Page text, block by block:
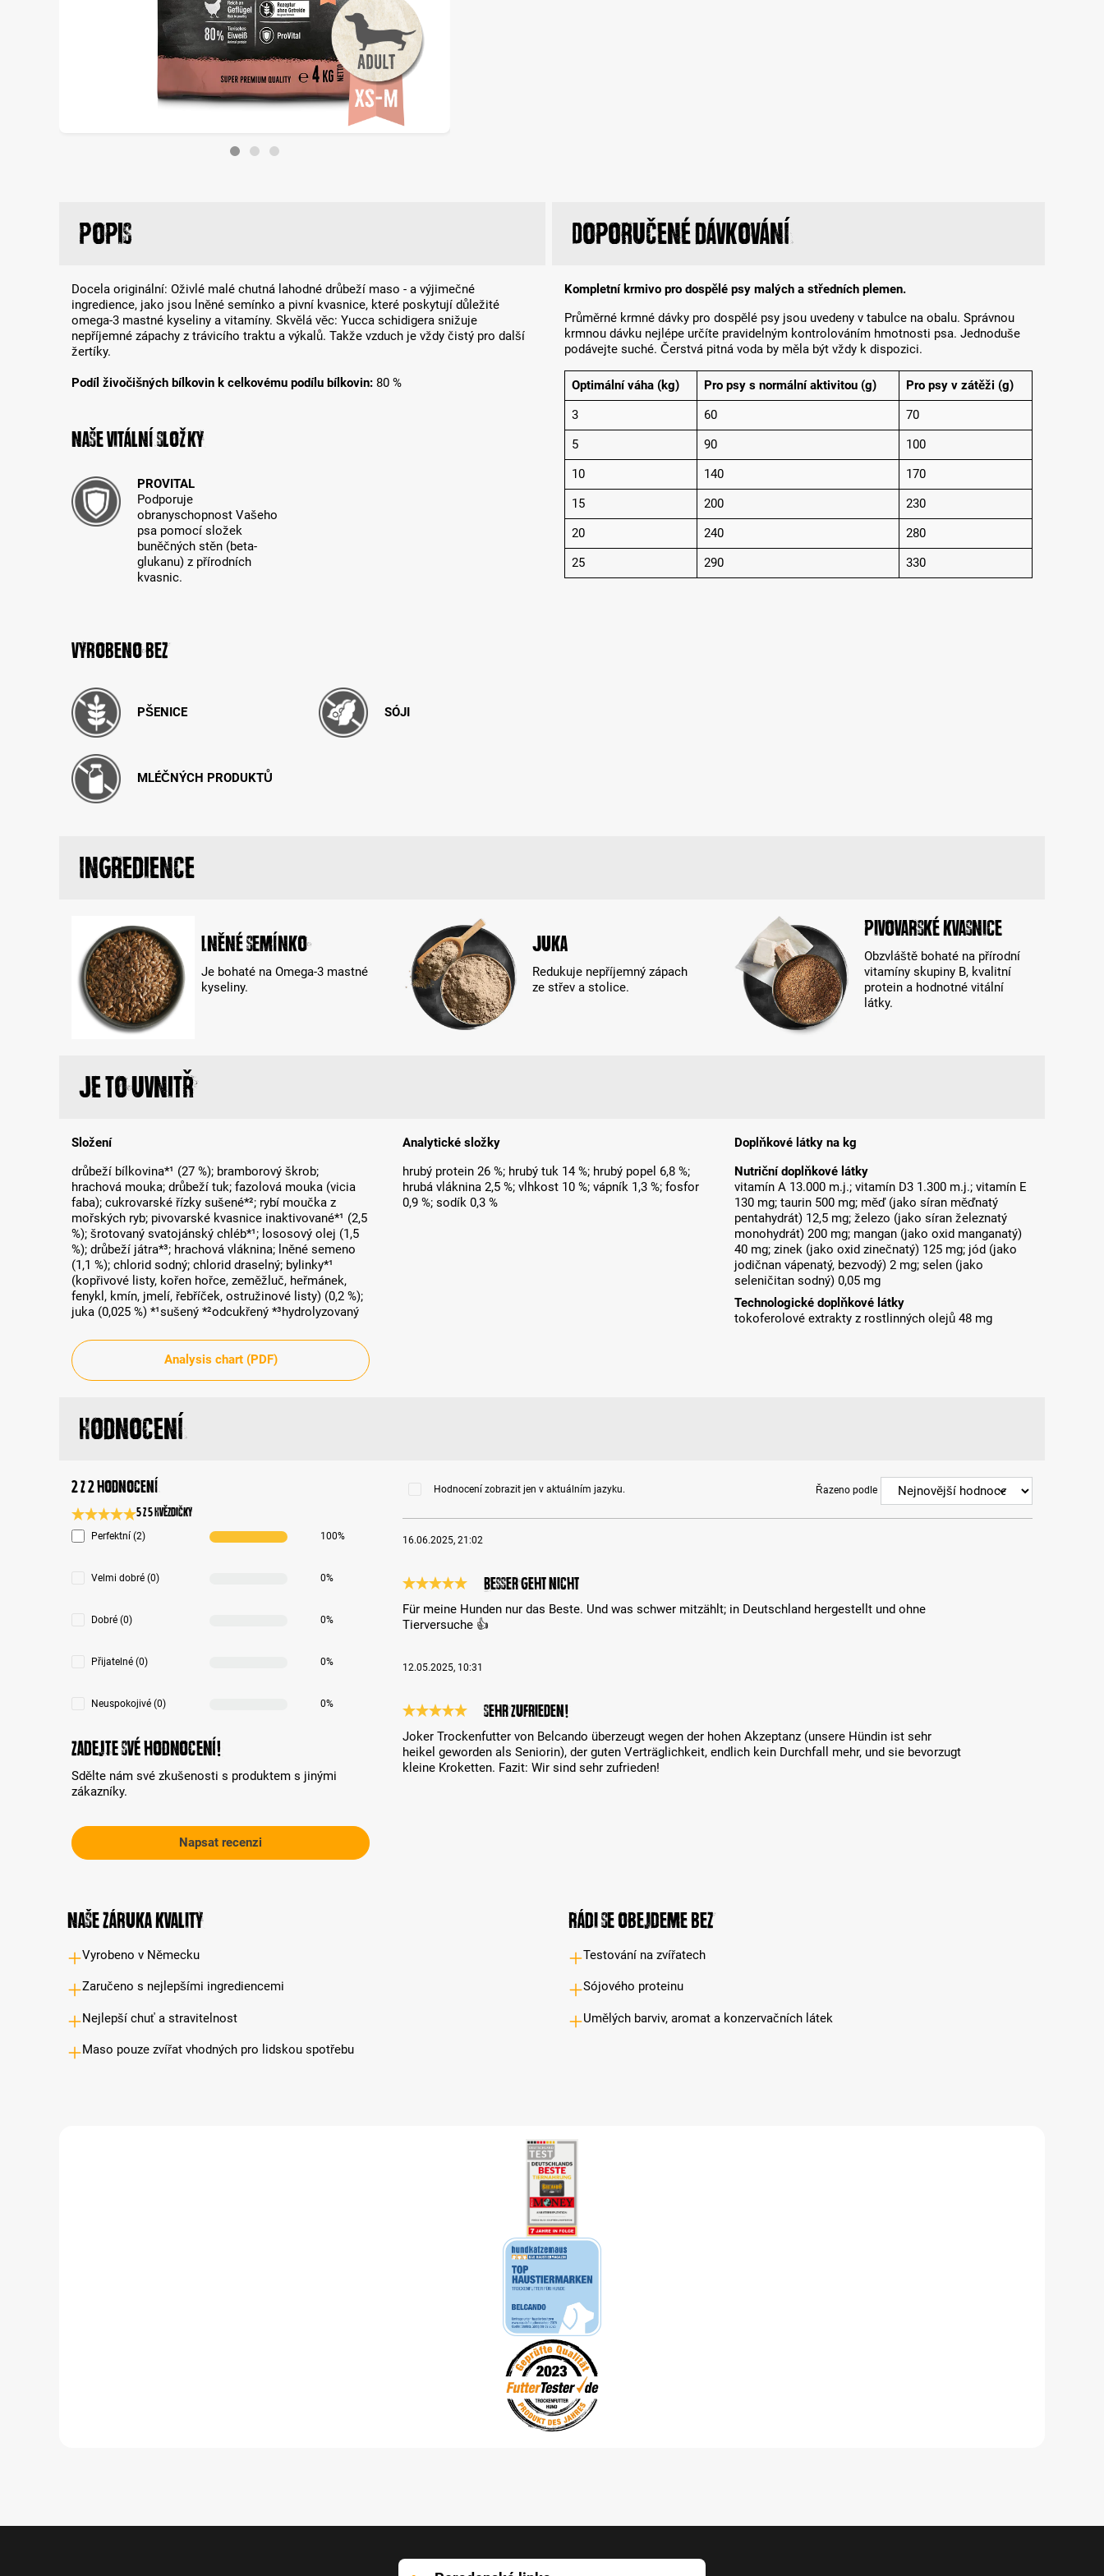
Popis
Docela originální: Oživlé malé chutná lahodné drůbeží maso - a výjimečné
ingredience, jako jsou lněné semínko a pivní kvasnice, které poskytují důležité
omega-3 mastné kyseliny a vitamíny. Skvělá věc: Yucca schidigera snižuje
nepříjemné zápachy z trávicího traktu a výkalů. Takže vzduch je vždy čistý pro další
žertíky.
Podíl živočišných bílkovin k celkovému podílu bílkovin: 80 %
Naše vitální složky
PROVITAL
Podporuje
obranyschopnost Vašeho
psa pomocí složek
buněčných stěn (beta-
glukanu) z přírodních
kvasnic.
Vyrobeno bez
PŠENICE SÓJI
MLÉČNÝCH PRODUKTŮ
Ingredience
Lněné semínko
Je bohaté na Omega-3 mastné
kyseliny.
Juka
Redukuje nepříjemný zápach
ze střev a stolice.
Pivovarské kvasnice
Obzvláště bohaté na přírodní
vitamíny skupiny B, kvalitní
protein a hodnotné vitální
látky.
Doporučené dávkování
Kompletní krmivo pro dospělé psy malých a středních plemen.
Průměrné krmné dávky pro dospělé psy jsou uvedeny v tabulce na obalu. Správnou
krmnou dávku nejlépe určíte pravidelným kontrolováním hmotnosti psa. Jednoduše
podávejte suché. Čerstvá pitná voda by měla být vždy k dispozici.
Optimální váha (kg) Pro psy s normální aktivitou (g)
Pro psy v zátěži (g)
3
60
70
5
90
100
10
140
170
15
200
230
20
240
280
25
290 330
Je to uvnitř
Složení
drůbeží bílkovina*¹ (27 %); bramborový škrob;
hrachová mouka; drůbeží tuk; fazolová mouka (vicia
faba); cukrovarské řízky sušené*²; rybí moučka z
mořských ryb; pivovarské kvasnice inaktivované*¹ (2,5
%); šrotovaný svatojánský chléb*¹; lososový olej (1,5
%); drůbeží játra*³; hrachová vláknina; lněné semeno
(1,1 %); chlorid sodný; chlorid draselný; bylinky*¹
(kopřivové listy, kořen hořce, zeměžluč, heřmánek,
fenykl, kmín, jmelí, řebříček, ostružinové listy) (0,2 %);
juka (0,025 %) *¹sušený *²odcukřený *³hydrolyzovaný
Analytické složky
hrubý protein 26 %; hrubý tuk 14 %; hrubý popel 6,8 %;
hrubá vláknina 2,5 %; vlhkost 10 %; vápník 1,3 %; fosfor
0,9 %; sodík 0,3 %
Doplňkové látky na kg
Nutriční doplňkové látky
vitamín A 13.000 m.j.; vitamín D3 1.300 m.j.; vitamín E
130 mg; taurin 500 mg; měď (jako síran měďnatý
pentahydrát) 12,5 mg; železo (jako síran železnatý
monohydrát) 200 mg; mangan (jako oxid manganatý)
40 mg; zinek (jako oxid zinečnatý) 125 mg; jód (jako
jodičnan vápenatý, bezvodý) 2 mg; selen (jako
seleničitan sodný) 0,05 mg
Technologické doplňkové látky
tokoferolové extrakty z rostlinných olejů 48 mg
Analysis chart (PDF)
Hodnocení
2 z 2 hodnocení
Průměrné hodnocení 5 z 5 hvězd
5 z 5 Hvězdičky
Perfektní (2) 100%
Velmi dobré (0) 0%
Dobré (0) 0%
Přijatelné (0) 0%
Neuspokojivé (0) 0%
Zadejte své hodnocení!
Sdělte nám své zkušenosti s produktem s jinými
zákazníky.
Napsat recenzi
Hodnocení zobrazit jen v aktuálním jazyku. Řazeno podle
16.06.2025, 21:02
Besser geht nicht
Für meine Hunden nur das Beste. Und was schwer mitzählt; in Deutschland hergestellt und ohne
Tierversuche 👍
12.05.2025, 10:31
Sehr zufrieden!
Joker Trockenfutter von Belcando überzeugt wegen der hohen Akzeptanz (unsere Hündin ist sehr
heikel geworden als Seniorin), der guten Verträglichkeit, endlich kein Durchfall mehr, und sie bevorzugt
kleine Kroketten. Fazit: Wir sind sehr zufrieden!
Naše záruka kvality
Vyrobeno v Německu
Zaručeno s nejlepšími ingrediencemi
Nejlepší chuť a stravitelnost
Maso pouze zvířat vhodných pro lidskou spotřebu
Rádi se obejdeme bez
Testování na zvířatech
Sójového proteinu
Umělých barviv, aromat a konzervačních látek